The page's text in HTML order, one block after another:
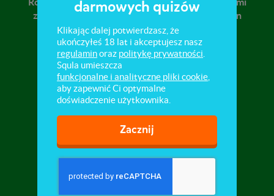
zielnymi. Różne gatunki drzew, krzewów i roślin
zielnych. Owoce drzew. Zielnik.
darmowych quizów
Klikając dalej potwierdzasz, że
ukończyłeś 18 lat i akceptujesz nasz
regulaminoraz politykę prywatności
Squla umieszcza
funkcjonalne i analityczne pliki cookie
aby zapewnić Ci optymalne
doświadczenie użytkownika.
Zacznij